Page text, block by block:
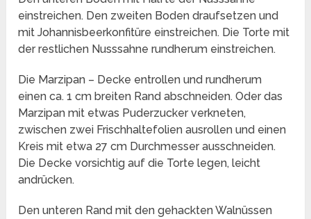
einstreichen. Den zweiten Boden draufsetzen und
mit Johannisbeerkonfitüre einstreichen. Die Torte mit
der restlichen Nusssahne rundherum einstreichen.
Die Marzipan – Decke entrollen und rundherum
einen ca. 1 cm breiten Rand abschneiden. Oder das
Marzipan mit etwas Puderzucker verkneten,
zwischen zwei Frischhaltefolien ausrollen und einen
Kreis mit etwa 27 cm Durchmesser ausschneiden.
Die Decke vorsichtig auf die Torte legen, leicht
andrücken.
Den unteren Rand mit den gehackten Walnüssen